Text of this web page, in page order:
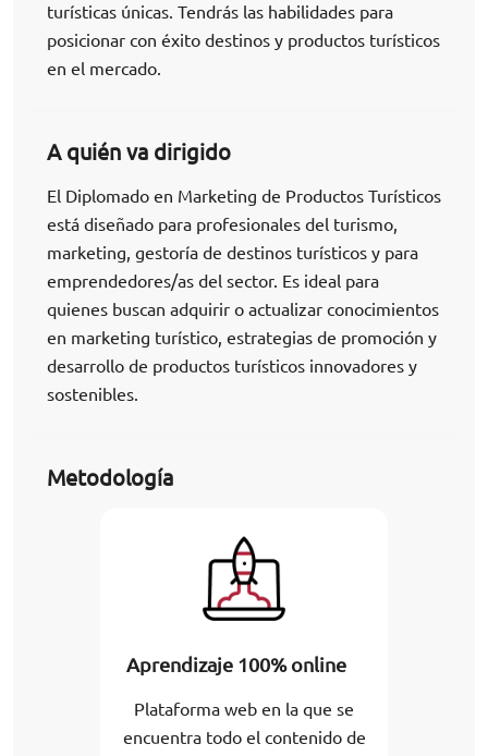
turísticas únicas. Tendrás las habilidades para
posicionar con éxito destinos y productos turísticos
en el mercado.
A quién va dirigido
El Diplomado en Marketing de Productos Turísticos
está diseñado para profesionales del turismo,
marketing, gestoría de destinos turísticos y para
emprendedores/as del sector. Es ideal para
quienes buscan adquirir o actualizar conocimientos
en marketing turístico, estrategias de promoción y
desarrollo de productos turísticos innovadores y
sostenibles.
Metodología
Aprendizaje 100% online
Plataforma web en la que se
encuentra todo el contenido de